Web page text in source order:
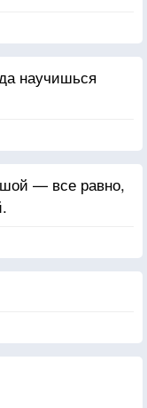
научишься
— все равно,